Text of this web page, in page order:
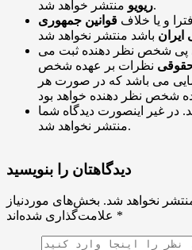
ریویومنتشر خواهد شد.
و یا خلاف قوانین جمهوری
ایران
پی شخص نظر دهنده ثبت می
نظرات بر عهده شخص
می باشد که در صورت هر
در غیر اینصورت دیدگاه شما
منتشر نخواهد شد.
دیدگاهتان را بنویسید
نخواهد شد. بخش‌های موردنیاز
*